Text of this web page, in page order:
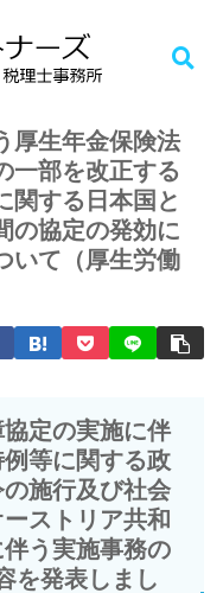
厚生年金保険法
一部を改正する
関する日本国と
の協定の発効に
いて（厚生労働
定の実施に伴
等に関する政
施行及び社会
ストリア共和
う実施事務の
を発表しまし